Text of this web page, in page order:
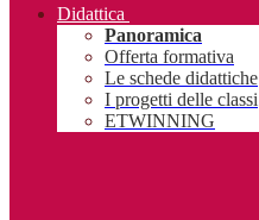
Didattica
Panoramica
Offerta formativa
Le schede didattiche
I progetti delle classi
ETWINNING